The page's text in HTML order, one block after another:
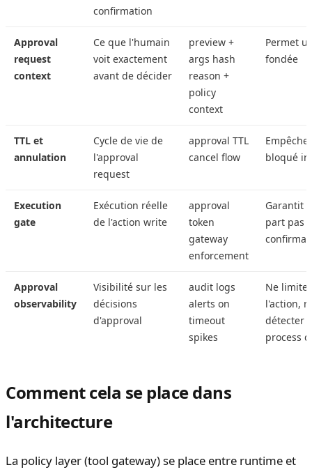
confirmation
Approval
request
context
Ce que l'humain
voit exactement
avant de décider
preview +
args hash
reason +
policy
context
Permet
fondée
TTL et
annulation
Cycle de vie de
l'approval
request
approval TTL
cancel flow
bloqué
Execution
gate
Exécution réelle
de l'action write
approval
token
gateway
enforcement
Garantit
part pas
Approval
observability
Visibilité sur les
décisions
d'approval
audit logs
alerts on
timeout
spikes
Ne limite
l'action,
détecter
process
Comment cela se place dans
l'architecture
La policy layer (tool gateway) se place entre runtime et